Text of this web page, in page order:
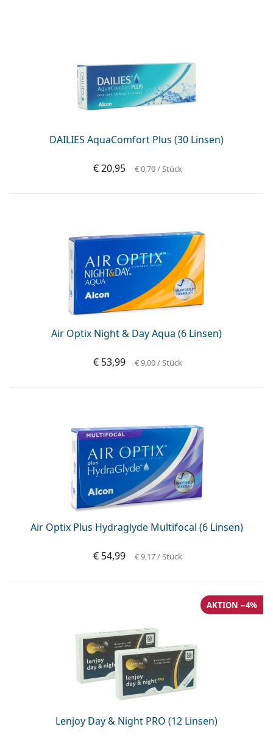
DAILIES AquaComfort Plus (30 Linsen)
€ 20,95 € 0,70/ Stück
Air Optix Night & Day Aqua (6 Linsen)
€ 53,99 € 9,00/ Stück
Air Optix Plus Hydraglyde Multifocal (6 Linsen)
€ 54,99 € 9,17/ Stück
Lenjoy Day & Night PRO (12 Linsen)
AKTION −4%